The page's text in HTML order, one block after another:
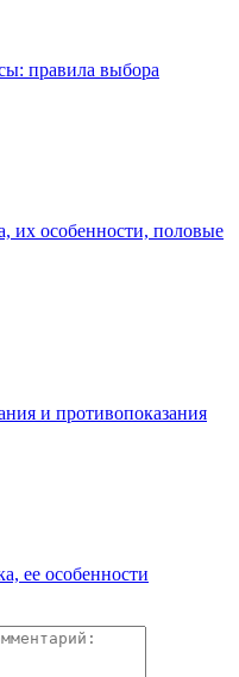
правила выбора
их особенности, половые
и противопоказания
ее особенности